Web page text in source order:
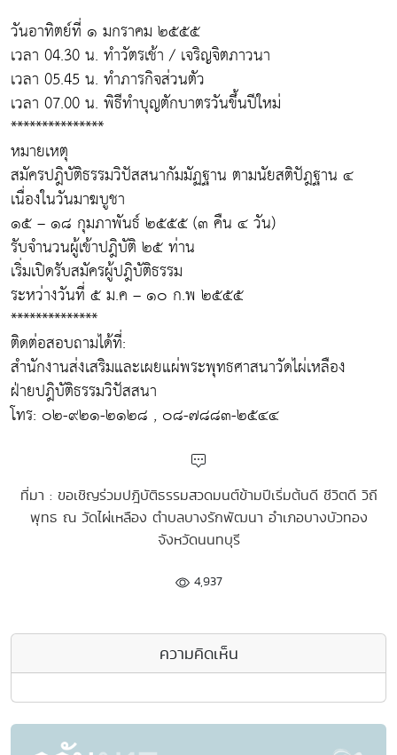
วันอาทิตย์ที่ ๑ มกราคม ๒๕๕๕
เวลา 04.30 น. ทำวัตรเช้า / เจริญจิตภาวนา
เวลา 05.45 น. ทำภารกิจส่วนตัว
เวลา 07.00 น. พิธีทำบุญตักบาตรวันขึ้นปีใหม่
***************
หมายเหตุ
สมัครปฎิบัติธรรมวิปัสสนากัมมัฏฐาน ตามนัยสติปัฎฐาน ๔
เนื่องในวันมาฆบูชา
๑๕ – ๑๘ กุมภาพันธ์ ๒๕๕๕ (๓ คืน ๔ วัน)
รับจำนวนผู้เข้าปฎิบัติ ๒๕ ท่าน
เริ่มเปิดรับสมัครผู้ปฎิบัติธรรม
ระหว่างวันที่ ๕ ม.ค – ๑๐ ก.พ ๒๕๕๕
**************
ติดต่อสอบถามได้ที่:
สำนักงานส่งเสริมและเผยแผ่พระพุทธศาสนาวัดไผ่เหลือง
ฝ่ายปฎิบัติธรรมวิปัสสนา
โทร: ๐๒-๙๒๑-๒๑๒๘ , ๐๘-๗๘๘๓-๒๕๔๔
ที่มา : ขอเชิญร่วมปฎิบัติธรรมสวดมนต์ข้ามปีเริ่มต้นดี ชีวิตดี วิถี
พุทธ ณ วัดไผ่เหลือง ตำบลบางรักพัฒนา อำเภอบางบัวทอง
จังหวัดนนทบุรี
4,937
ความคิดเห็น